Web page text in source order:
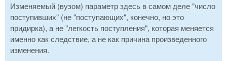
Изменяемый (вузом) параметр здесь в самом деле "число
поступивших" (не "поступающих", конечно, но это
придирка), а не "легкость поступления", которая меняется
именно как следствие, а не как причина произведенного
изменения.